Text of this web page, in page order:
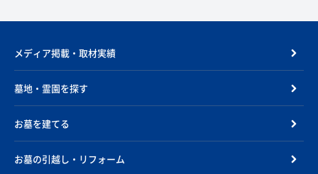
メディア掲載・取材実績
墓地・霊園を探す
お墓を建てる
お墓の引越し・リフォーム